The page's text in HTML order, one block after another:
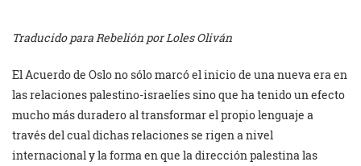
Traducido para Rebelión por Loles Oliván
El Acuerdo de Oslo no sólo marcó el inicio de una nueva era en
las relaciones palestino-israelíes sino que ha tenido un efecto
mucho más duradero al transformar el propio lenguaje a
través del cual dichas relaciones se rigen a nivel
internacional y la forma en que la dirección palestina las